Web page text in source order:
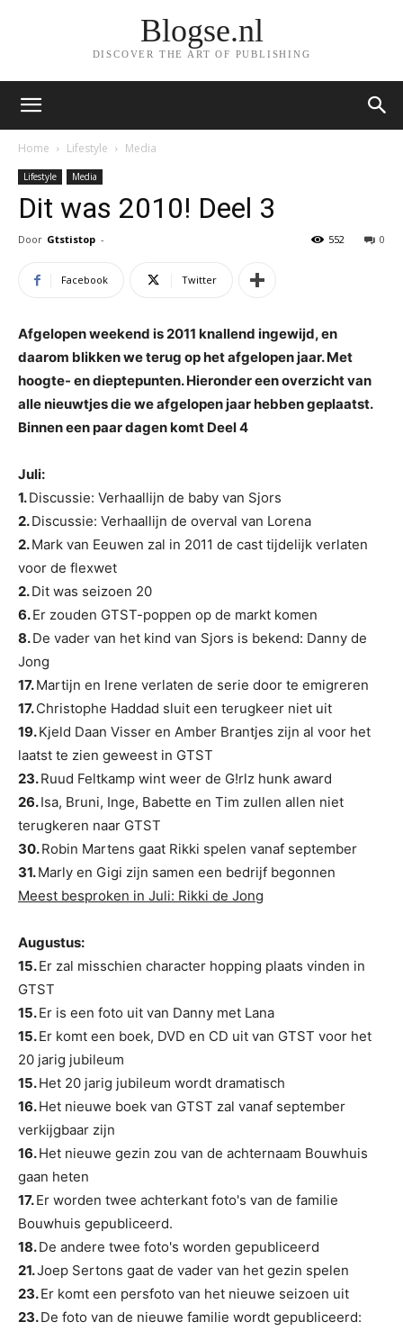
Blogse.nl
DISCOVER THE ART OF PUBLISHING
Home Lifestyle Media
Lifestyle Media
Dit was 2010! Deel 3
Door Gtstistop - 0
552
Facebook Twitter
Afgelopen weekend is 2011 knallend ingewijd, en
daarom blikken we terug op het afgelopen jaar. Met
hoogte- en dieptepunten. Hieronder een overzicht van
alle nieuwtjes die we afgelopen jaar hebben geplaatst.
Binnen een paar dagen komt Deel 4
Juli:
1.Discussie: Verhaallijn de baby van Sjors
2.Discussie: Verhaallijn de overval van Lorena
2.Mark van Eeuwen zal in 2011 de cast tijdelijk verlaten
voor de flexwet
2.Dit was seizoen 20
6.Er zouden GTST-poppen op de markt komen
8.De vader van het kind van Sjors is bekend: Danny de
Jong
17.Martijn en Irene verlaten de serie door te emigreren
17.Christophe Haddad sluit een terugkeer niet uit
19.Kjeld Daan Visser en Amber Brantjes zijn al voor het
laatst te zien geweest in GTST
23.Ruud Feltkamp wint weer de G!rlz hunk award
26.Isa, Bruni, Inge, Babette en Tim zullen allen niet
terugkeren naar GTST
30.Robin Martens gaat Rikki spelen vanaf september
31.Marly en Gigi zijn samen een bedrijf begonnen
Meest besproken in Juli: Rikki de Jong
Augustus:
15.Er zal misschien character hopping plaats vinden in
GTST
15.Er is een foto uit van Danny met Lana
15.Er komt een boek, DVD en CD uit van GTST voor het
20 jarig jubileum
15.Het 20 jarig jubileum wordt dramatisch
16.Het nieuwe boek van GTST zal vanaf september
verkijgbaar zijn
16.Het nieuwe gezin zou van de achternaam Bouwhuis
gaan heten
17.Er worden twee achterkant foto's van de familie
Bouwhuis gepubliceerd.
18.De andere twee foto's worden gepubliceerd
21.Joep Sertons gaat de vader van het gezin spelen
23.Er komt een persfoto van het nieuwe seizoen uit
23.De foto van de nieuwe familie wordt gepubliceerd: